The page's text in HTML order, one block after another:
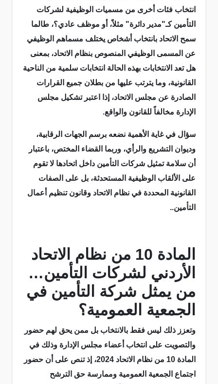
انتخاب فئات أخرى من مسميات الوظيفية لشركات
التأمين كـ"مدير دائرة" مثلاً، أو موظف عادي؟، طالما
سمح الاتحاد بانتخاب أشخاص يختلف مسماهم الوظيفي
عن المسمى الوظيفي المنصوص بنظام الاتحاد، بمعنى
هل تعد الانتخابات بهذه الحالة انتخابات سلمية من الناحية
القانونية، وما يترتب عليها من بطلان جميع القرارات
الصادرة عن مجلس الاتحاد، إذا اعتبر تشكيل مجلس
الإدارة مخالفاً للقانون والواقع.
سؤال في غاية الأهمية نضعه برسم الجهات الرقابية،
وديوان التشريع والرأي، وربما القضاء المختص، باعتبار
أن سلامة تمثيل شركات التأمين داخل اتحادها لا تقوم
على الألقاب الوظيفية المستحدثة، بل على الصفات
القانونية المحددة في نظام الاتحاد وقانون تنظيم أعمال
التأمين..
المادة 10 من نظام الاتحاد
الأردني لشركات التأمين…
من يمثل شركة التأمين في
الجمعية العمومية؟
وتعزز ذلك ليس فقط بالانتخاب بل ممن يحق لهم حضور
والتصويت على انتخاب أعضاء مجلس الإدارة وذلك في
المادة 10 من نظام الاتحاد 2024، إذ تنص على أن حضور
اجتماع الجمعية العمومية وممارسة حق الترشح